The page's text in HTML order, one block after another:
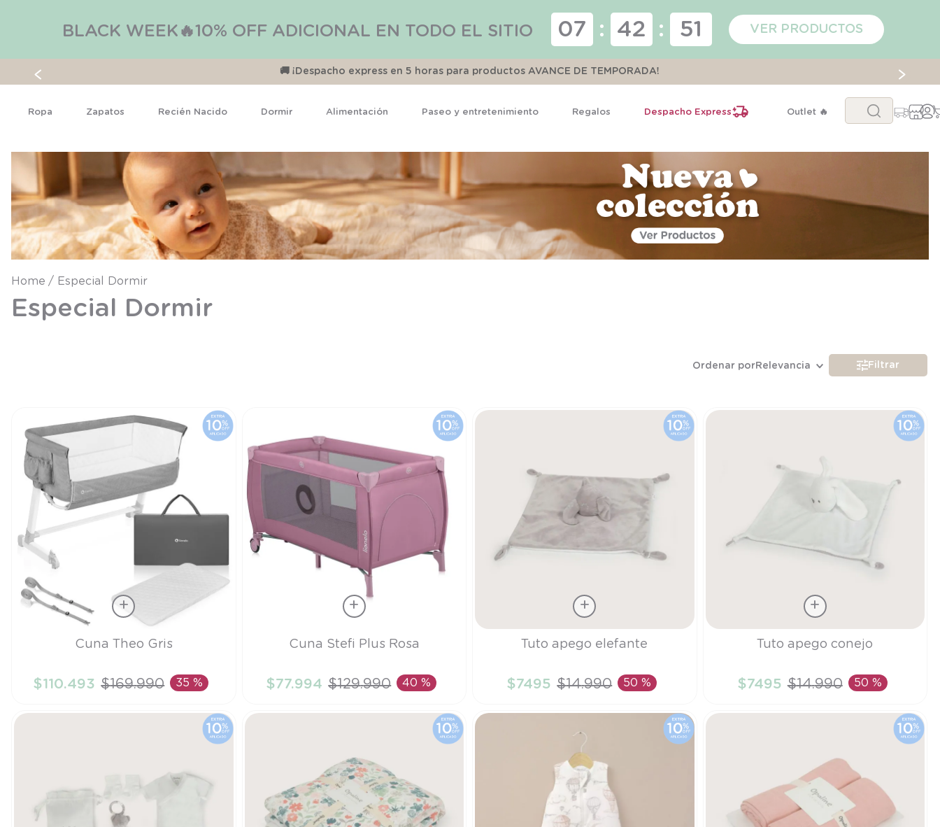
BLACK WEEK🔥10% OFF ADICIONAL EN TODO EL SITIO 07 : 42 : 49 VER PRODUCTOS
🚚 ¡Despacho express en 5 horas para productos AVANCE DE TEMPORADA!
Ropa Zapatos Recién Nacido Dormir Alimentación Paseo y entretenimiento Regalos Despacho Express Outlet 🔥
Buscar...
Especial Dormir
Especial Dormir
Ordenar porRelevancia Filtrar
AÑADIR AL CARRITO
Cuna Theo Gris
$110.493 $169.990 35 % AÑADIR AL CARRITO
Cuna Stefi Plus Rosa
$77.994 $129.990 40 % AÑADIR AL CARRITO
Tuto apego elefante
$7495 $14.990 50 % AÑADIR AL CARRITO
Tuto apego conejo
$7495 $14.990 50 %
TÉRMINOS MÁS BUSCADOS
1
2.
calcetines
3.
zapatillas
4
body